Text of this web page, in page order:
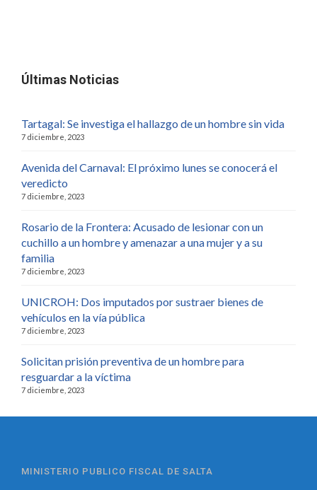
Últimas Noticias
Tartagal: Se investiga el hallazgo de un hombre sin vida
7 diciembre, 2023
Avenida del Carnaval: El próximo lunes se conocerá el
veredicto
7 diciembre, 2023
Rosario de la Frontera: Acusado de lesionar con un
cuchillo a un hombre y amenazar a una mujer y a su
familia
7 diciembre, 2023
UNICROH: Dos imputados por sustraer bienes de
vehículos en la vía pública
7 diciembre, 2023
Solicitan prisión preventiva de un hombre para
resguardar a la víctima
7 diciembre, 2023
MINISTERIO PUBLICO FISCAL DE SALTA